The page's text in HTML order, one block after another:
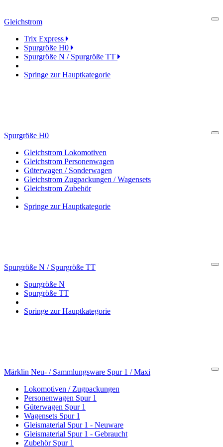
Gleichstrom
Trix Express
Spurgröße H0
Spurgröße N / Spurgröße TT
Springe zur Hauptkategorie
Spurgröße H0
Gleichstrom Lokomotiven
Gleichstrom Personenwagen
Güterwagen / Sonderwagen
Gleichstrom Zugpackungen / Wagensets
Gleichstrom Zubehör
Springe zur Hauptkategorie
Spurgröße N / Spurgröße TT
Spurgröße N
Spurgröße TT
Springe zur Hauptkategorie
Märklin Neu- / Sammlungsware Spur 1 / Maxi
Lokomotiven / Zugpackungen
Personenwagen Spur 1
Güterwagen Spur 1
Wagensets Spur 1
Gleismaterial Spur 1 - Neuware
Gleismaterial Spur 1 - Gebraucht
Zubehör Spur 1